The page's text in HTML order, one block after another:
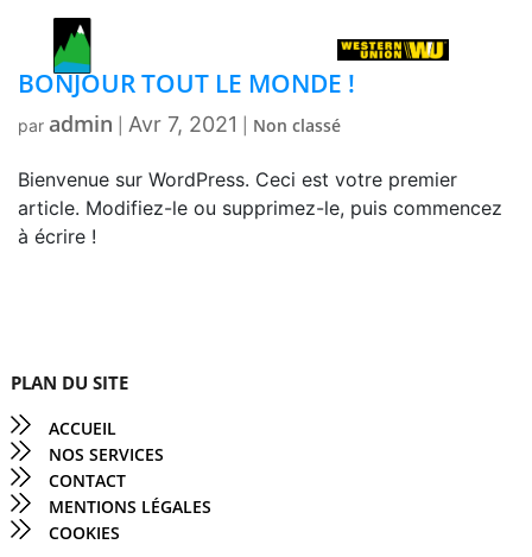
BONJOUR TOUT LE MONDE !
par admin Avr 7, 2021 Non classé
Bienvenue sur WordPress. Ceci est votre premier
article. Modifiez-le ou supprimez-le, puis commencez
à écrire !
PLAN DU SITE
ACCUEIL
NOS SERVICES
CONTACT
MENTIONS LÉGALES
COOKIES